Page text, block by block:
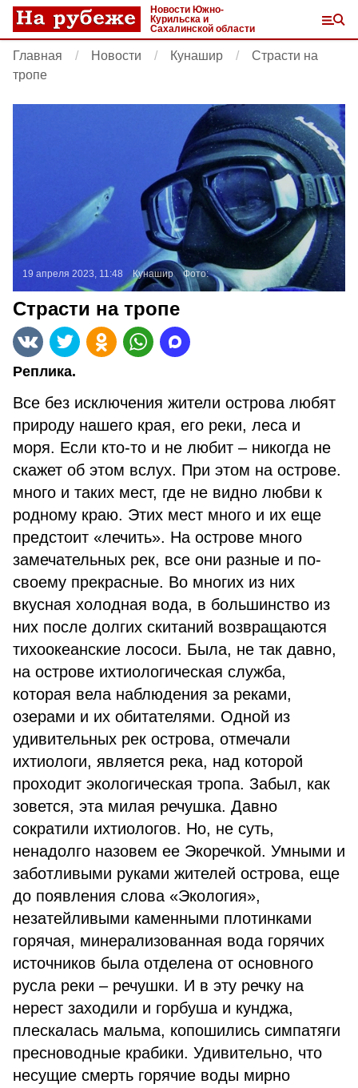
Новости Южно-
Курильска и
Сахалинской области
Главная Новости Кунашир
Страсти на
тропе
19 апреля 2023, 11:48 Кунашир Фото:
Страсти на тропе
Реплика.
Все без исключения жители острова любят
природу нашего края, его реки, леса и
моря. Если кто-то и не любит – никогда не
скажет об этом вслух. При этом на острове.
много и таких мест, где не видно любви к
родному краю. Этих мест много и их еще
предстоит «лечить». На острове много
замечательных рек, все они разные и по-
своему прекрасные. Во многих из них
вкусная холодная вода, в большинство из
них после долгих скитаний возвращаются
тихоокеанские лососи. Была, не так давно,
на острове ихтиологическая служба,
которая вела наблюдения за реками,
озерами и их обитателями. Одной из
удивительных рек острова, отмечали
ихтиологи, является река, над которой
проходит экологическая тропа. Забыл, как
зовется, эта милая речушка. Давно
сократили ихтиологов. Но, не суть,
ненадолго назовем ее Экоречкой. Умными и
заботливыми руками жителей острова, еще
до появления слова «Экология»,
незатейливыми каменными плотинками
горячая, минерализованная вода горячих
источников была отделена от основного
русла реки – речушки. И в эту речку на
нерест заходили и горбуша и кунджа,
плескалась мальма, копошились симпатяги
пресноводные крабики. Удивительно, что
несущие смерть горячие воды мирно